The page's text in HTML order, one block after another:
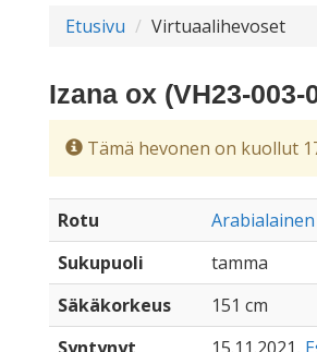
Etusivu Virtuaalihevoset
Izana ox (VH23-003-
Tämä hevonen on kuollut
Rotu
Sukupuoli
tamma
Säkäkorkeus
151 cm